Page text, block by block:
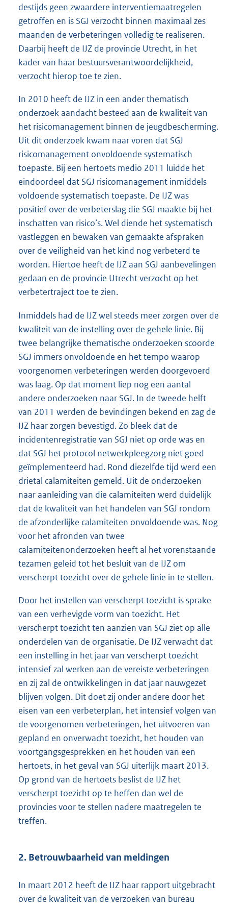
destijds geen zwaardere interventiemaatregelen
getroffen en is SGJ verzocht binnen maximaal zes
maanden de verbeteringen volledig te realiseren.
Daarbij heeft de IJZ de provincie Utrecht, in het
kader van haar bestuursverantwoordelijkheid,
verzocht hierop toe te zien.
In 2010 heeft de IJZ in een ander thematisch
onderzoek aandacht besteed aan de kwaliteit van
het risicomanagement binnen de jeugdbescherming.
Uit dit onderzoek kwam naar voren dat SGJ
risicomanagement onvoldoende systematisch
toepaste. Bij een hertoets medio 2011 luidde het
eindoordeel dat SGJ risicomanagement inmiddels
voldoende systematisch toepaste. De IJZ was
positief over de verbeterslag die SGJ maakte bij het
inschatten van risico’s. Wel diende het systematisch
vastleggen en bewaken van gemaakte afspraken
over de veiligheid van het kind nog verbeterd te
worden. Hiertoe heeft de IJZ aan SGJ aanbevelingen
gedaan en de provincie Utrecht verzocht op het
verbetertraject toe te zien.
Inmiddels had de IJZ wel steeds meer zorgen over de
kwaliteit van de instelling over de gehele linie. Bij
twee belangrijke thematische onderzoeken scoorde
SGJ immers onvoldoende en het tempo waarop
voorgenomen verbeteringen werden doorgevoerd
was laag. Op dat moment liep nog een aantal
andere onderzoeken naar SGJ. In de tweede helft
van 2011 werden de bevindingen bekend en zag de
IJZ haar zorgen bevestigd. Zo bleek dat de
incidentenregistratie van SGJ niet op orde was en
dat SGJ het protocol netwerkpleegzorg niet goed
geïmplementeerd had. Rond diezelfde tijd werd een
drietal calamiteiten gemeld. Uit de onderzoeken
naar aanleiding van die calamiteiten werd duidelijk
dat de kwaliteit van het handelen van SGJ rondom
de afzonderlijke calamiteiten onvoldoende was. Nog
voor het afronden van twee
calamiteitenonderzoeken heeft al het vorenstaande
tezamen geleid tot het besluit van de IJZ om
verscherpt toezicht over de gehele linie in te stellen.
Door het instellen van verscherpt toezicht is sprake
van een verhevigde vorm van toezicht. Het
verscherpt toezicht ten aanzien van SGJ ziet op alle
onderdelen van de organisatie. De IJZ verwacht dat
een instelling in het jaar van verscherpt toezicht
intensief zal werken aan de vereiste verbeteringen
en zij zal de ontwikkelingen in dat jaar nauwgezet
blijven volgen. Dit doet zij onder andere door het
eisen van een verbeterplan, het intensief volgen van
de voorgenomen verbeteringen, het uitvoeren van
gepland en onverwacht toezicht, het houden van
voortgangsgesprekken en het houden van een
hertoets, in het geval van SGJ uiterlijk maart 2013.
Op grond van de hertoets beslist de IJZ het
verscherpt toezicht op te heffen dan wel de
provincies voor te stellen nadere maatregelen te
treffen.
2. Betrouwbaarheid van meldingen
In maart 2012 heeft de IJZ haar rapport uitgebracht
over de kwaliteit van de verzoeken van bureau